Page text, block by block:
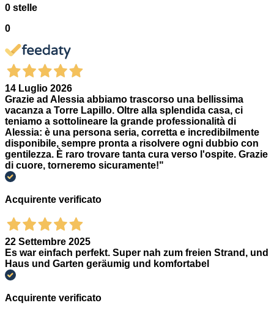
0 stelle
0
14 Luglio 2026
Grazie ad Alessia abbiamo trascorso una bellissima
vacanza a Torre Lapillo. Oltre alla splendida casa, ci
teniamo a sottolineare la grande professionalità di
Alessia: è una persona seria, corretta e incredibilmente
disponibile, sempre pronta a risolvere ogni dubbio con
gentilezza. È raro trovare tanta cura verso l'ospite. Grazie
di cuore, torneremo sicuramente!"
Acquirente verificato
22 Settembre 2025
Es war einfach perfekt. Super nah zum freien Strand, und
Haus und Garten geräumig und komfortabel
Acquirente verificato